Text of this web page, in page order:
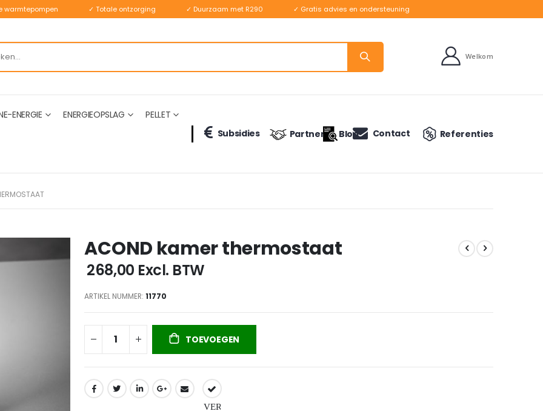
warmtepompen ✓ Totale ontzorging ✓ Duurzaam met R290 ✓ Gratis advies en ondersteuning
Welkom
ENERGIE ENERGIEOPSLAG PELLET
Subsidies Partners Blog Contact Referenties
ACOND kamer thermostaat
€ 268,00 Excl. BTW
ARTIKEL NUMMER 11770
TOEVOEGEN